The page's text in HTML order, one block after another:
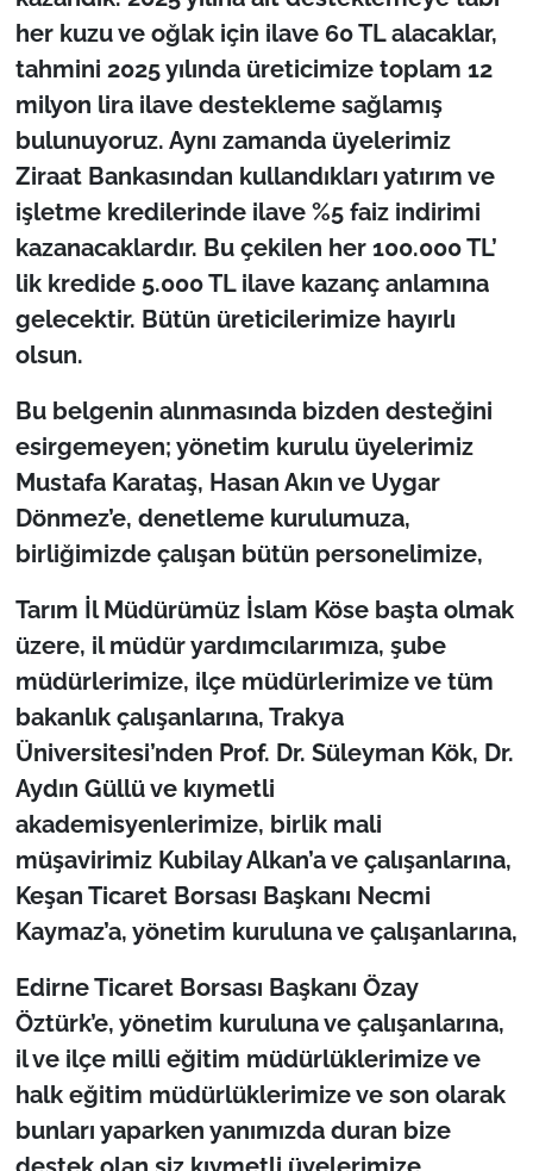
her kuzu ve oğlak için ilave 60 TL alacaklar,
tahmini 2025 yılında üreticimize toplam 12
milyon lira ilave destekleme sağlamış
bulunuyoruz. Aynı zamanda üyelerimiz
Ziraat Bankasından kullandıkları yatırım ve
işletme kredilerinde ilave %5 faiz indirimi
kazanacaklardır. Bu çekilen her 100.000 TL’
lik kredide 5.000 TL ilave kazanç anlamına
gelecektir. Bütün üreticilerimize hayırlı
olsun.
Bu belgenin alınmasında bizden desteğini
esirgemeyen; yönetim kurulu üyelerimiz
Mustafa Karataş, Hasan Akın ve Uygar
Dönmez’e, denetleme kurulumuza,
birliğimizde çalışan bütün personelimize,
Tarım İl Müdürümüz İslam Köse başta olmak
üzere, il müdür yardımcılarımıza, şube
müdürlerimize, ilçe müdürlerimize ve tüm
bakanlık çalışanlarına, Trakya
Üniversitesi’nden Prof. Dr. Süleyman Kök, Dr.
Aydın Güllü ve kıymetli
akademisyenlerimize, birlik mali
müşavirimiz Kubilay Alkan’a ve çalışanlarına,
Keşan Ticaret Borsası Başkanı Necmi
Kaymaz’a, yönetim kuruluna ve çalışanlarına,
Edirne Ticaret Borsası Başkanı Özay
Öztürk’e, yönetim kuruluna ve çalışanlarına,
il ve ilçe milli eğitim müdürlüklerimize ve
halk eğitim müdürlüklerimize ve son olarak
bunları yaparken yanımızda duran bize